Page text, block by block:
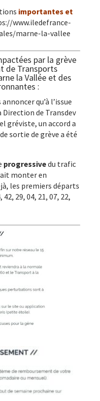
importantes et
www.iledefrance-
marne-la-vallee
par la grève
de Transports
la Vallée et des
:
qu’à l’issue
Direction de Transdev
gréviste, un accord a
sortie de grève a été
progressivedu trafic
monter en
les premiers départs
29, 04, 21, 07, 22,